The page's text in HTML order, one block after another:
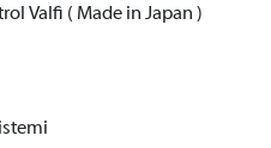
Valfi ( Made in Japan )